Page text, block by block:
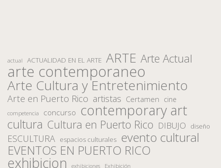
actual ACTUALIDAD EN EL ARTE ARTE Arte Actual
arte contemporaneo
Arte Cultura y Entretenimiento
Arte en Puerto Rico artistas Certamen cine
competencia concurso contemporary art
cultura Cultura en Puerto Rico DIBUJO diseño
ESCULTURA espacios culturales evento cultural
EVENTOS EN PUERTO RICO
exhibicion exhibiciones Exhibición